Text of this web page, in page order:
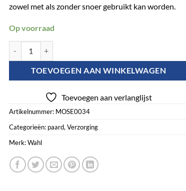
zowel met als zonder snoer gebruikt kan worden.
Op voorraad
TOEVOEGEN AAN WINKELWAGEN
Toevoegen aan verlanglijst
Artikelnummer: MOSE0034
Categorieën: paard, Verzorging
Merk:Wahl